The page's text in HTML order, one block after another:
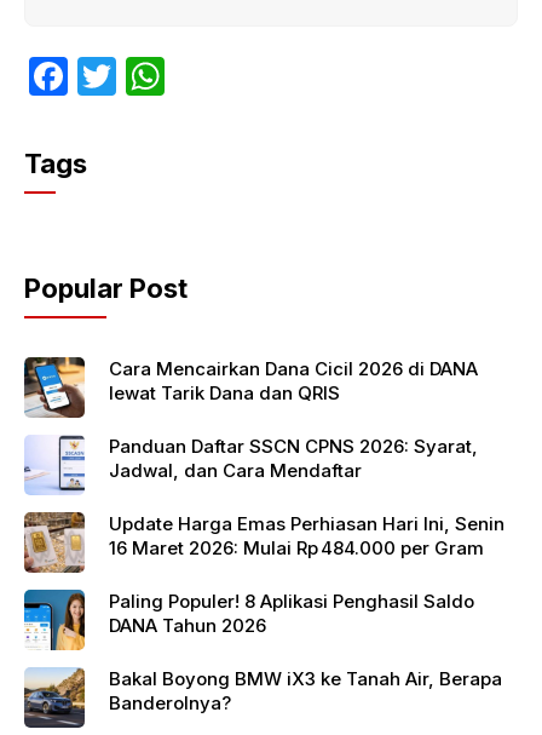
F
c
e
o
o
k
T
p
p
Tags
Popular Post
Cara Mencairkan Dana Cicil 2026 di DANA
lewat Tarik Dana dan QRIS
Panduan Daftar SSCN CPNS 2026: Syarat,
Jadwal, dan Cara Mendaftar
Update Harga Emas Perhiasan Hari Ini, Senin
16 Maret 2026: Mulai Rp 484.000 per Gram
Paling Populer! 8 Aplikasi Penghasil Saldo
DANA Tahun 2026
Bakal Boyong BMW iX3 ke Tanah Air, Berapa
Banderolnya?